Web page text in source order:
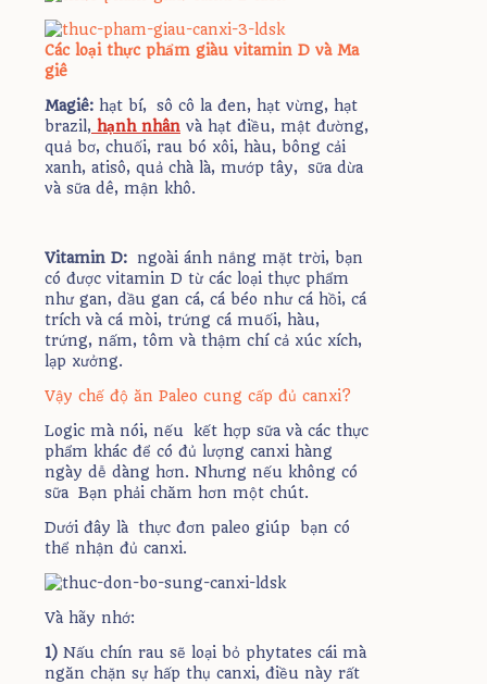
Các loại thực phẩm giàu vitamin D và Ma
giê
Magiê: hạt bí, sô cô la đen, hạt vừng, hạt
brazil, hạnh nhân và hạt điều, mật đường,
quả bơ, chuối, rau bó xôi, hàu, bông cải
xanh, atisô, quả chà là, mướp tây, sữa dừa
và sữa dê, mận khô.
Vitamin D: ngoài ánh nắng mặt trời, bạn
có được vitamin D từ các loại thực phẩm
như gan, dầu gan cá, cá béo như cá hồi, cá
trích và cá mòi, trứng cá muối, hàu,
trứng, nấm, tôm và thậm chí cả xúc xích,
lạp xưởng.
Vậy chế độ ăn Paleo cung cấp đủ canxi?
Logic mà nói, nếu kết hợp sữa và các thực
phẩm khác để có đủ lượng canxi hàng
ngày dễ dàng hơn. Nhưng nếu không có
sữa Bạn phải chăm hơn một chút.
Dưới đây là thực đơn paleo giúp bạn có
thể nhận đủ canxi.
Và hãy nhớ:
1) Nấu chín rau sẽ loại bỏ phytates cái mà
ngăn chặn sự hấp thụ canxi, điều này rất